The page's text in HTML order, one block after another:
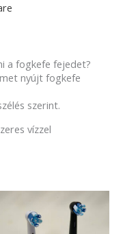
a fogkefe fejedet?
nyújt fogkefe
szerint.
vízzel